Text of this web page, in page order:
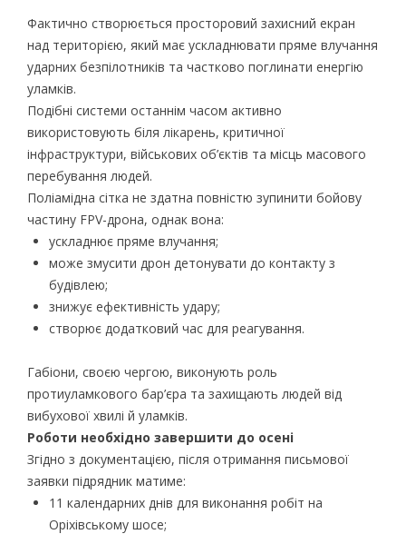
Фактично створюється просторовий захисний екран
над територією, який має ускладнювати пряме влучання
ударних безпілотників та частково поглинати енергію
уламків.
Подібні системи останнім часом активно
використовують біля лікарень, критичної
інфраструктури, військових об’єктів та місць масового
перебування людей.
Поліамідна сітка не здатна повністю зупинити бойову
частину FPV-дрона, однак вона:
ускладнює пряме влучання;
може змусити дрон детонувати до контакту з
будівлею;
знижує ефективність удару;
створює додатковий час для реагування.
Габіони, своєю чергою, виконують роль
протиуламкового бар’єра та захищають людей від
вибухової хвилі й уламків.
Роботи необхідно завершити до осені
Згідно з документацією, після отримання письмової
заявки підрядник матиме:
11 календарних днів для виконання робіт на
Оріхівському шосе;